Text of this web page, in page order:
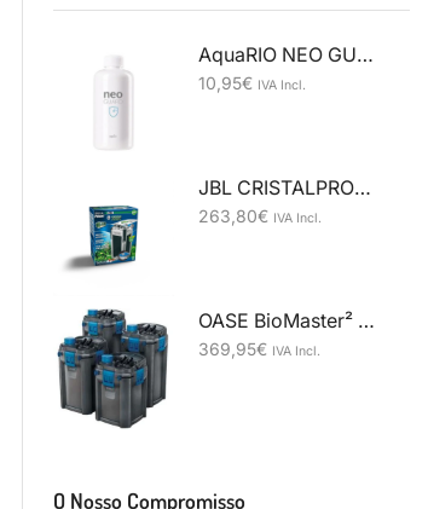
AquaRIO NEO GUARD 300ml
10,95€ IVA Incl.
JBL CRISTALPROFI e1502 greenline
263,80€ IVA Incl.
OASE BioMaster² Thermo 850
369,95€ IVA Incl.
O Nosso Compromisso